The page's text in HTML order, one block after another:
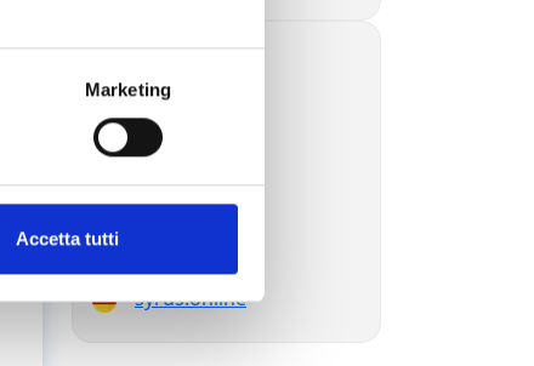
Marketing
Accetta tutti
syrus.today
syrus.dev
syrus.es
syrus.com.br
syrus.jp
syrus.ae
syrus.online